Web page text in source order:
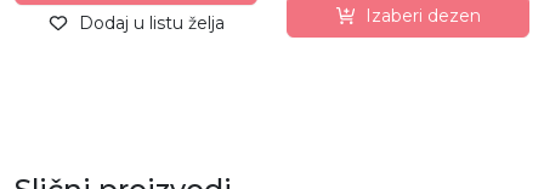
Dodaj u listu želja
Izaberi dezen